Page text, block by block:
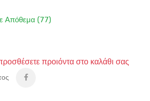
Απόθεμα (77)
προιόντα στο καλάθι σας